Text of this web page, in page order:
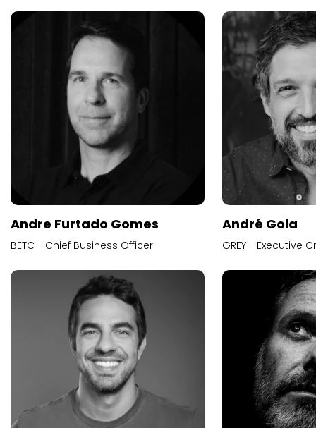
Andre Furtado Gomes
BETC - Chief Business Officer
André Gola
GREY - Executive